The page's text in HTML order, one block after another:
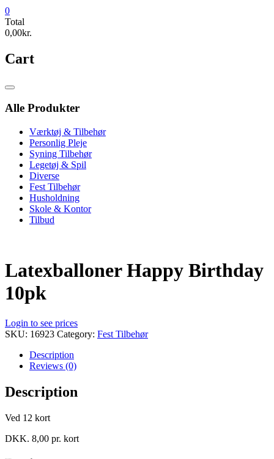
0
Total
0,00kr.
Cart
Catalog
Alle Produkter
Værktøj & Tilbehør
Personlig Pleje
Syning Tilbehør
Legetøj & Spil
Diverse
Fest Tilbehør
Husholdning
Skole & Kontor
Tilbud
Latexballoner Happy Birthday
10pk
Login to see prices
SKU: 16923 Category: Fest Tilbehør
Description
Reviews (0)
Description
Ved 12 kort
DKK. 8,00 pr. kort